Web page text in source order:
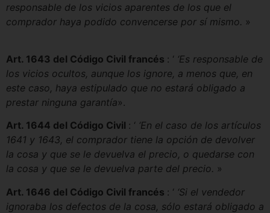
responsable de los vicios aparentes de los que el
comprador haya podido convencerse por sí mismo. »
Art. 1643 del Código Civil francés : ‘ ‘Es responsable de
los vicios ocultos, aunque los ignore, a menos que, en
este caso, haya estipulado que no estará obligado a
prestar ninguna garantía».
Art. 1644 del Código Civil : ‘ ‘En el caso de los artículos
1641 y 1643, el comprador tiene la opción de devolver
la cosa y que se le devuelva el precio, o quedarse con
la cosa y que se le devuelva parte del precio. »
Art. 1646 del Código Civil francés : ‘ ‘Si el vendedor
ignoraba los defectos de la cosa, sólo estará obligado a